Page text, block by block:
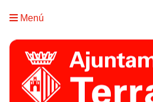
Menú